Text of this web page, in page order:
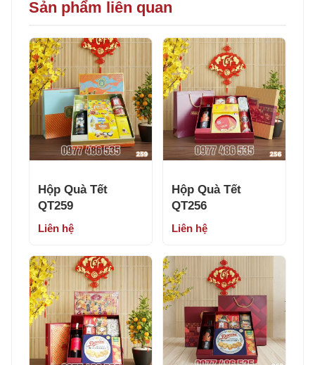
Sản phẩm liên quan
Hộp Quà Tết
QT259
Liên hệ
Hộp Quà Tết
QT256
Liên hệ